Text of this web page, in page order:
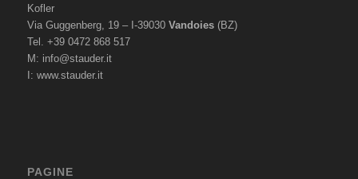
Kofler
Via Guggenberg, 19 – I-39030 Vandoies(BZ)
Tel. +39 0472 868 517
M: info@stauder.it
I: www.stauder.it
PAGINE